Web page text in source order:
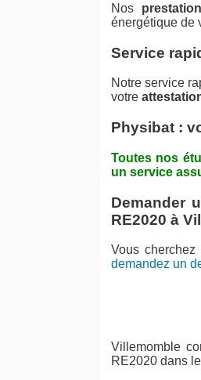
Nos
énergétique de
Service
Notre service
votre
Physibat :
Toutes nos
un service
Demander
RE2020 à
Vous
demandez un
Villemomble
RE2020 dans